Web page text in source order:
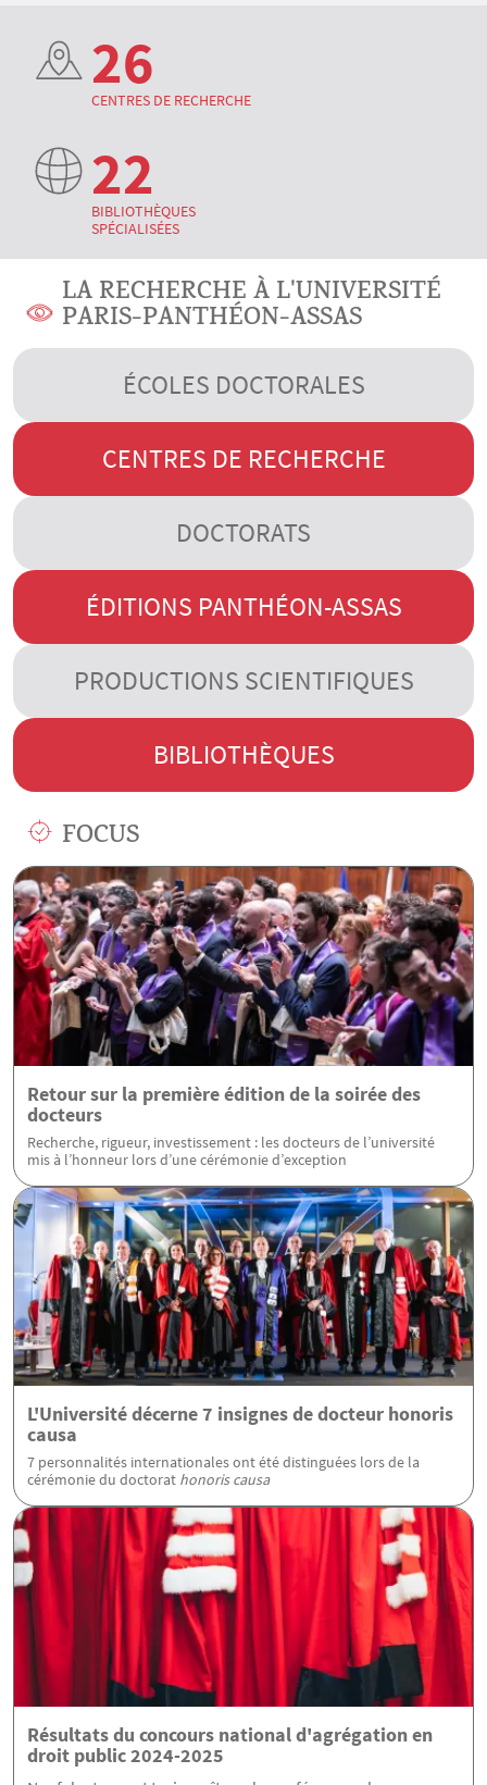
26
CENTRES DE RECHERCHE
22
BIBLIOTHÈQUES
SPÉCIALISÉES
LA RECHERCHE À L'UNIVERSITÉ
PARIS-PANTHÉON-ASSAS
ÉCOLES DOCTORALES
CENTRES DE RECHERCHE
DOCTORATS
ÉDITIONS PANTHÉON-ASSAS
PRODUCTIONS SCIENTIFIQUES
BIBLIOTHÈQUES
FOCUS
Retour sur la première édition de la soirée des
docteurs
Recherche, rigueur, investissement : les docteurs de l’université
mis à l’honneur lors d’une cérémonie d’exception
L'Université décerne 7 insignes de docteur honoris
causa
7 personnalités internationales ont été distinguées lors de la
cérémonie du doctorat honoris causa
Résultats du concours national d'agrégation en
droit public 2024-2025